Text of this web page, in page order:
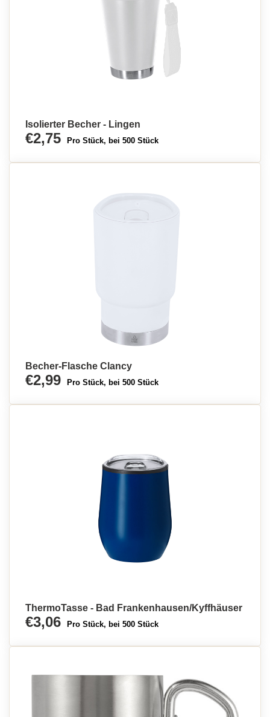
Isolierter Becher - Lingen
€2,75 Pro Stück, bei 500 Stück
Becher-Flasche Clancy
€2,99 Pro Stück, bei 500 Stück
ThermoTasse - Bad Frankenhausen/Kyffhäuser
€3,06 Pro Stück, bei 500 Stück